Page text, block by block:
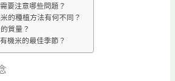
要注意哪些問題？
的種植方法有何不同？
質量？
機米的最佳季節？